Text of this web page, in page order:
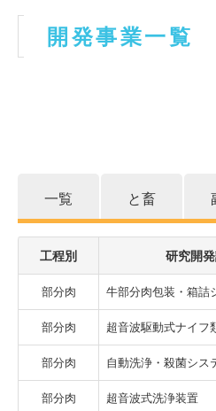
開発事業一覧
一覧 と畜
工程別 研究開
部分肉 牛部分肉包装・箱詰
部分肉 超音波駆動式ナイフ
部分肉 自動洗浄・殺菌シス
部分肉 超音波式洗浄装置